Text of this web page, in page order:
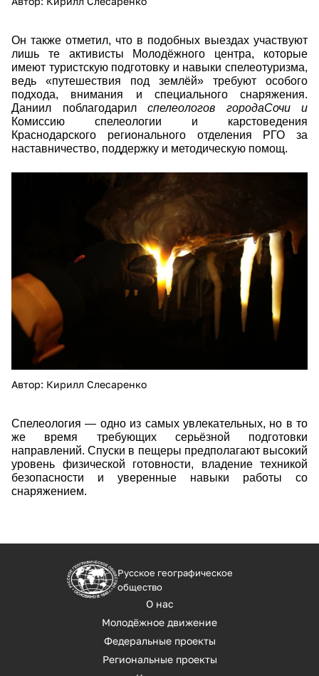
Он также отметил, что в подобных выездах участвуют
лишь те активисты Молодёжного центра, которые
имеют туристскую подготовку и навыки спелеотуризма,
ведь «путешествия под землёй» требуют особого
подхода, внимания и специального снаряжения.
Даниил поблагодарил спелеологов городаСочи и
Комиссию спелеологии и карстоведения
Краснодарского регионального отделения РГО за
наставничество, поддержку и методическую помощ.
Автор: Кирилл Слесаренко
Спелеология — одно из самых увлекательных, но в то
же время требующих серьёзной подготовки
направлений. Спуски в пещеры предполагают высокий
уровень физической готовности, владение техникой
безопасности и уверенные навыки работы со
снаряжением.
Русское географическое
общество
О нас
Молодёжное движение
Федеральные проекты
Региональные проекты